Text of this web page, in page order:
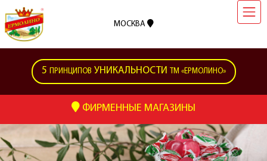
МОСКВА
5 ПРИНЦИПОВ УНИКАЛЬНОСТИ ТМ «ЕРМОЛИНО»
ФИРМЕННЫЕ МАГАЗИНЫ